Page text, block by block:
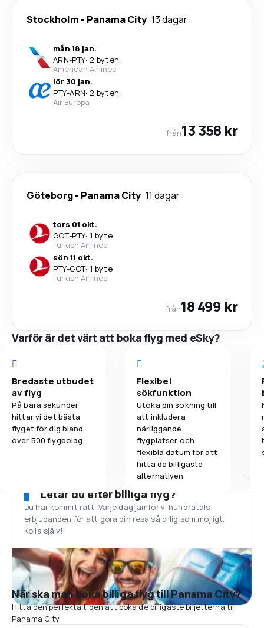
Stockholm - Panama City 13 dagar
mån 18 jan.
ARN-PTY· 2 byten
American Airlines
lör 30 jan.
PTY-ARN· 2 byten
Air Europa
från13 358 kr
Göteborg- Panama City 11 dagar
tors 01 okt.
GOT-PTY· 1 byte
Turkish Airlines
sön 11 okt.
PTY-GOT· 1 byte
Turkish Airlines
från18 499 kr
Varför är det värt att boka flyg med eSky?
Bredaste utbudet
av flyg
På bara sekunder
hittar vi det bästa
flyget för dig bland
över 500 flygbolag
Flexibel
sökfunktion
Utöka din sökning till
att inkludera
närliggande
flygplatser och
flexibla datum för att
hitta de billigaste
alternativen
Letar du efter billiga flyg?
Du har kommit rätt. Varje dag jämför vi hundratals
erbjudanden för att göra din resa så billig som möjligt.
Kolla själv!
När ska man boka billiga flyg till Panama City?
Hitta den perfekta tiden att boka de billigaste biljetterna till
Panama City